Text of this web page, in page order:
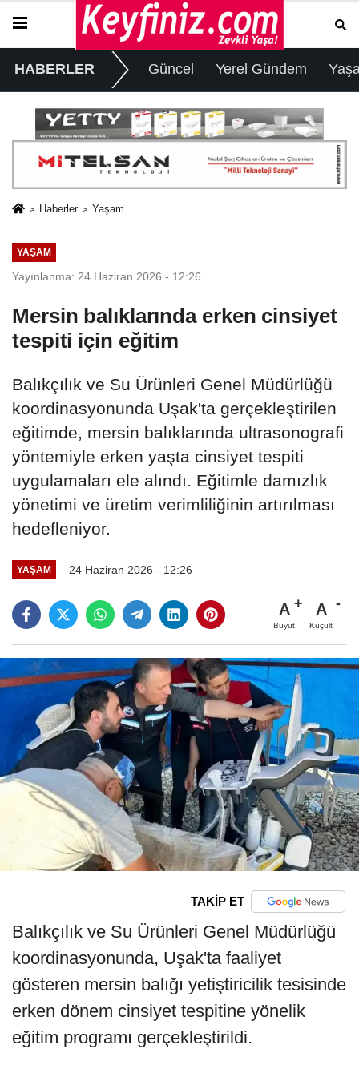
HABERLER Güncel Yerel Gündem
Haberler Yaşam
YAŞAM
Yayınlanma: 24 Haziran 2026 - 12:26
Mersin balıklarında erken cinsiyet
tespiti için eğitim
Balıkçılık ve Su Ürünleri Genel Müdürlüğü
koordinasyonunda Uşak'ta gerçekleştirilen
eğitimde, mersin balıklarında ultrasonografi
yöntemiyle erken yaşta cinsiyet tespiti
uygulamaları ele alındı. Eğitimle damızlık
yönetimi ve üretim verimliliğinin artırılması
hedefleniyor.
YAŞAM 24 Haziran 2026 - 12:26
A
Büyüt
A
Küçült
TAKİP ET
Balıkçılık ve Su Ürünleri Genel Müdürlüğü
koordinasyonunda, Uşak'ta faaliyet
gösteren mersin balığı yetiştiricilik tesisinde
erken dönem cinsiyet tespitine yönelik
eğitim programı gerçekleştirildi.